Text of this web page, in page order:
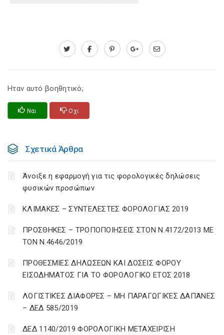
Ηταν αυτό βοηθητικό;
Ναι Οχι
Σχετικά Άρθρα
Άνοιξε η εφαρμογή για τις φορολογικές δηλώσεις
φυσικών προσώπων
ΚΛΙΜΑΚΕΣ – ΣΥΝΤΕΛΕΣΤΕΣ ΦΟΡΟΛΟΓΙΑΣ 2019
ΠΡΟΣΘΗΚΕΣ – ΤΡΟΠΟΠΟΙΗΣΕΙΣ ΣΤΟΝ Ν.4172/2013 ΜΕ
ΤΟΝ Ν.4646/2019
ΠΡΟΘΕΣΜΙΕΣ ΔΗΛΩΣΕΩΝ ΚΑΙ ΔΟΣΕΙΣ ΦΟΡΟΥ
ΕΙΣΟΔΗΜΑΤΟΣ ΓΙΑ ΤΟ ΦΟΡΟΛΟΓΙΚΟ ΕΤΟΣ 2018
ΛΟΓΙΣΤΙΚΈΣ ΔΙΑΦΟΡΈΣ – ΜΗ ΠΑΡΑΓΩΓΙΚΈΣ ΔΑΠΆΝΕΣ
– ΔΕΔ 585/2019
ΔΕΔ 1140/2019 ΦΟΡΟΛΟΓΙΚΗ ΜΕΤΑΧΕΙΡΙΣΗ